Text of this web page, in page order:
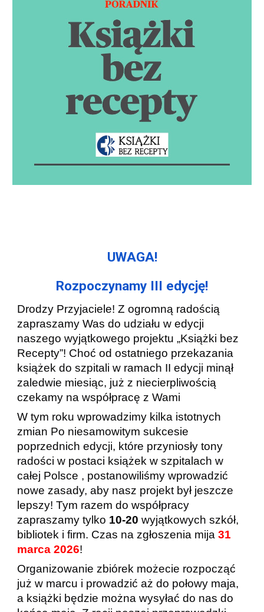
UWAGA!
Rozpoczynamy III edycję!
Drodzy Przyjaciele! Z ogromną radością
zapraszamy Was do udziału w edycji
naszego wyjątkowego projektu „Książki bez
Recepty”! Choć od ostatniego przekazania
książek do szpitali w ramach II edycji minął
zaledwie miesiąc, już z niecierpliwością
czekamy na współpracę z Wami
W tym roku wprowadzimy kilka istotnych
zmian Po niesamowitym sukcesie
poprzednich edycji, które przyniosły tony
radości w postaci książek w szpitalach w
całej Polsce , postanowiliśmy wprowadzić
nowe zasady, aby nasz projekt był jeszcze
lepszy! Tym razem do współpracy
zapraszamy tylko 10-20wyjątkowych szkół,
bibliotek i firm. Czas na zgłoszenia mija31
marca 2026!
Organizowanie zbiórek możecie rozpocząć
już w marcu i prowadzić aż do połowy maja,
a książki będzie można wysyłać do nas do